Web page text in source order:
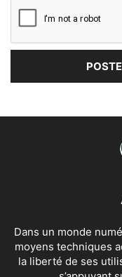
Dans un monde
moyens techniques
la liberté de ses